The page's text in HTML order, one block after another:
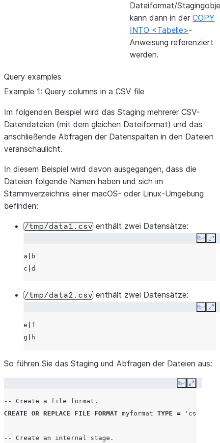
Dateiformat/
kann dann in der COPY
INTO <Tabelle>-
Anweisung referenziert
werden.
Query examples
Example 1: Query columns in a CSV file
Im folgenden Beispiel wird das Staging mehrerer CSV-
Datendateien (mit dem gleichen Dateiformat) und das
anschließende Abfragen der Datenspalten in den Dateien
veranschaulicht.
In diesem Beispiel wird davon ausgegangen, dass die
Dateien folgende Namen haben und sich im
Stammverzeichnis einer macOS- oder Linux-Umgebung
befinden:
/tmp/data1.csv enthält zwei Datensätze:
Copy
a
b
c
/tmp/data2.csv enthält zwei Datensätze:
Copy
e
f
g
So führen Sie das Staging und Abfragen der Dateien aus:
CopyExpand
-- Create a file format.
CREATE OR REPLACE FILE FORMAT myformat TYPE = 'csv'
-- Create an internal stage.